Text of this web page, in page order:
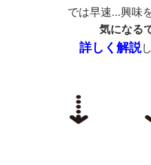
では早速…興味
気になる
詳しく解説